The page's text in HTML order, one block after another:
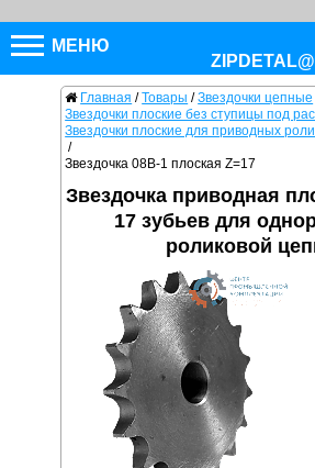
МЕНЮ
Главная / Товары / Звездочки цепные
Звездочки плоские без ступицы под
Звездочки плоские для приводных
/
Звездочка 08B-1 плоская Z=17
Звездочка приводная
17 зубьев для
роликовой